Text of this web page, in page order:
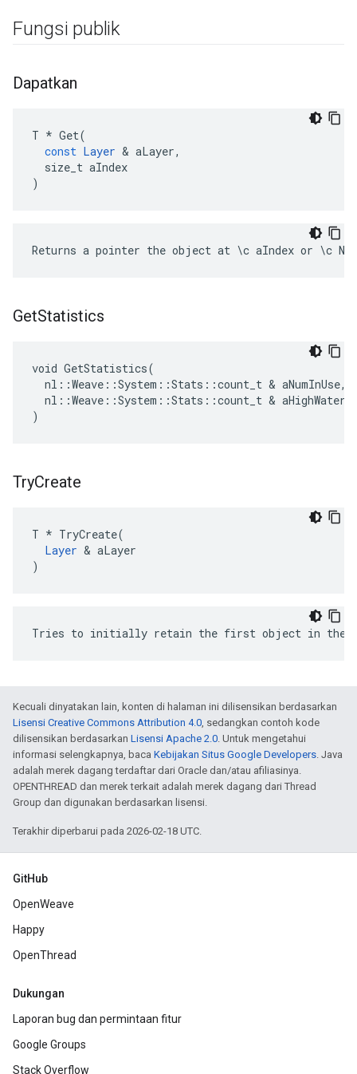
Fungsi publik
Dapatkan
T * Get(
const Layer & aLayer,
size_t aIndex
)
Returns a pointer the object at \c aIndex or \c
GetStatistics
void GetStatistics(
  nl::Weave::System::Stats::count_t & aNumInUse,
nl::Weave::System::Stats::count_t &
)
TryCreate
T * TryCreate(
Layer & aLayer
)
Tries to initially retain the first object in the
Kecuali dinyatakan lain, konten di halaman ini dilisensikan berdasarkan
Lisensi Creative Commons Attribution 4.0, sedangkan contoh kode
dilisensikan berdasarkan Lisensi Apache 2.0. Untuk mengetahui
informasi selengkapnya, baca Kebijakan Situs Google Developers. Java
adalah merek dagang terdaftar dari Oracle dan/atau afiliasinya.
OPENTHREAD dan merek terkait adalah merek dagang dari Thread
Group dan digunakan berdasarkan lisensi.
Terakhir diperbarui pada 2026-02-18 UTC.
GitHub
OpenWeave
Happy
OpenThread
Dukungan
Laporan bug dan permintaan fitur
Google Groups
Stack Overflow